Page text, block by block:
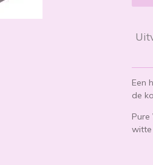
Een
de
witte